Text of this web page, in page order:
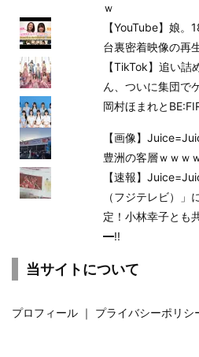
ｗ
【YouTube】娘
台裏密着映像の再
【TikTok】追い詰
ん、ついに集団で
岡村ほまれと
【画像】
豊洲の客層ｗｗｗ
【速報】
（フジテレビ）
定！小林幸子
━!!
当サイトについて
プロフィール ｜ プライバシーポリシ